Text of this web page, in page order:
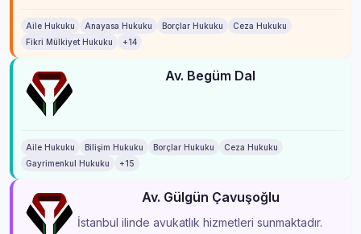
Aile Hukuku Anayasa Hukuku Borçlar Hukuku
Ceza Hukuku
Fikri Mülkiyet Hukuku
+14
Av. Begüm Dal
Aile Hukuku Bilişim Hukuku Borçlar Hukuku
Ceza Hukuku
Gayrimenkul Hukuku
+15
Av. Gülgün Çavuşoğlu
İstanbul ilinde avukatlık hizmetleri sunmaktadır.